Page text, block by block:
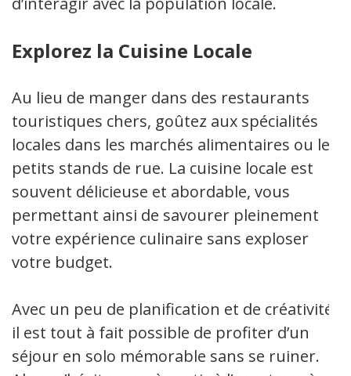
Explorez la Cuisine Locale
Au lieu de manger dans des restaurants
touristiques chers, goûtez aux spécialités
locales dans les marchés alimentaires ou les
petits stands de rue. La cuisine locale est
souvent délicieuse et abordable, vous
permettant ainsi de savourer pleinement
votre expérience culinaire sans exploser
votre budget.
Avec un peu de planification et de créativité,
il est tout à fait possible de profiter d’un
séjour en solo mémorable sans se ruiner.